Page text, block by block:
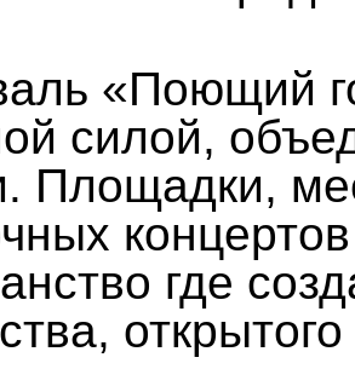
«Поющий
силой,
Площадки,
где